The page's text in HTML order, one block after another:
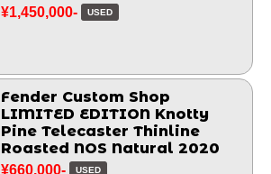
¥1,450,000- USED
Fender Custom Shop
LIMITED EDITION Knotty
Pine Telecaster Thinline
Roasted NOS Natural 2020
¥660,000- USED